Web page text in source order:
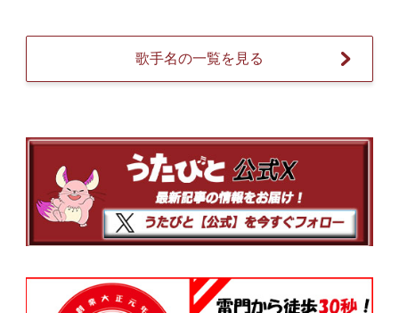
歌手名の一覧を見る